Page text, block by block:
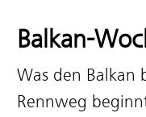
Balkan-
Was den Balkan
Rennweg